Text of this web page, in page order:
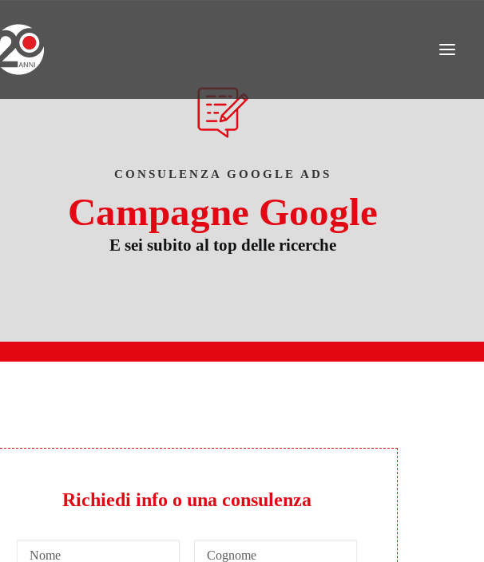
CONSULENZA GOOGLE ADS
Campagne Google
E sei subito al top delle ricerche
Richiedi info o una consulenza